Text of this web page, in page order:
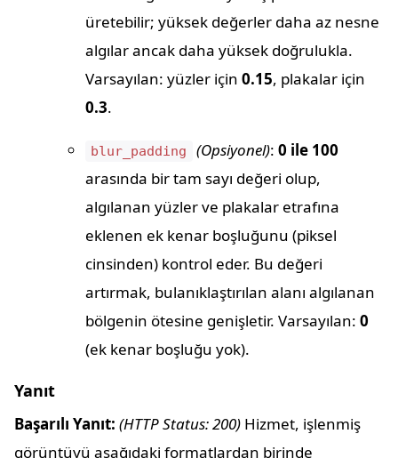
üretebilir; yüksek değerler daha az nesne
algılar ancak daha yüksek doğrulukla.
Varsayılan: yüzler için 0.15, plakalar için
0.3.
blur_padding (Opsiyonel): 0 ile 100
arasında bir tam sayı değeri olup,
algılanan yüzler ve plakalar etrafına
eklenen ek kenar boşluğunu (piksel
cinsinden) kontrol eder. Bu değeri
artırmak, bulanıklaştırılan alanı algılanan
bölgenin ötesine genişletir. Varsayılan: 0
(ek kenar boşluğu yok).
Yanıt
Başarılı Yanıt: (HTTP Status: 200) Hizmet, işlenmiş
görüntüyü aşağıdaki formatlardan birinde